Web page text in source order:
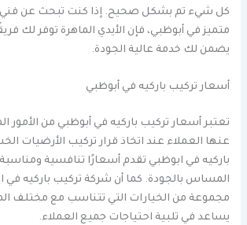
كل شيء تم بشكل صحيح. إذا كنت تبحث عن فني
متميز في أبوظبي، فإن الأيدي الماهرة توفر لك
يضمن لك خدمة عالية الجودة.
أسعار تركيب باركيه في أبوظبي
تعتبر أسعار تركيب باركيه في أبوظبي من الأمور
عنها العملاء عند اتخاذ قرار تركيب الأرضيات
باركيه في ابوظبي تقدم أسعارًا تنافسية
المساس بالجودة. كما أن شركة تركيب باركيه في
مجموعة من الخيارات التي تتناسب مع مختلف
يساعد في تلبية احتياجات جميع العملاء.